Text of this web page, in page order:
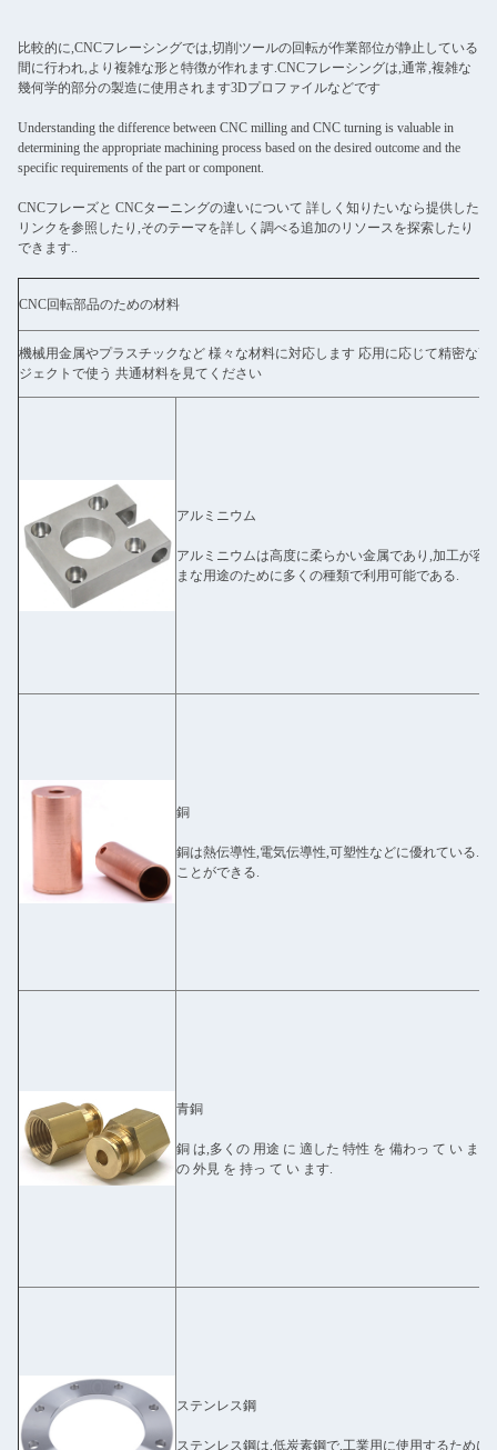
比較的に,CNCフレーシングでは,切削ツールの回転が作業部位が静止している
間に行われ,より複雑な形と特徴が作れます.CNCフレーシングは,通常,複雑な
幾何学的部分の製造に使用されます3Dプロファイルなどです
Understanding the difference between CNC milling and CNC turning is valuable in
determining the appropriate machining process based on the desired outcome and the
specific requirements of the part or component.
CNCフレーズと CNCターニングの違いについて 詳しく知りたいなら提供した
リンクを参照したり,そのテーマを詳しく調べる追加のリソースを探索したり
できます..
CNC回転部品のための材料
機械用金属やプラスチックなど 様々な材料に対応します 応用に応じて精密な
ジェクトで使う 共通材料を見てください
アルミニウム
アルミニウムは高度に柔らかい金属であり,加工が容
まな用途のために多くの種類で利用可能である.
銅
銅は熱伝導性,電気伝導性,可塑性などに優れている.
ことができる.
青銅
銅 は,多くの 用途 に 適した 特性 を 備わっ て い ま
の 外見 を 持っ て い ます.
ステンレス鋼
ステンレス鋼は,低炭素鋼で,工業用に使用するため